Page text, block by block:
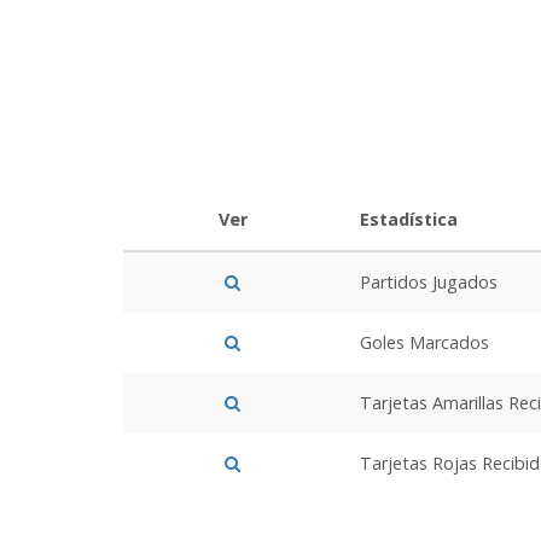
Ver Estadística
Partidos Jugados
Goles Marcados
Tarjetas Amarillas
Tarjetas Rojas